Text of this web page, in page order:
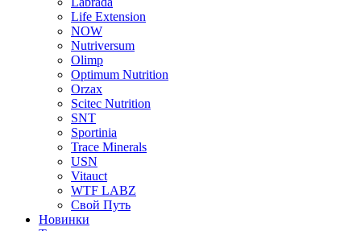
Life Extension
NOW
Nutriversum
Olimp
Optimum Nutrition
Orzax
Scitec Nutrition
SNT
Sportinia
Trace Minerals
USN
Vitauct
WTF LABZ
Свой Путь
Новинки